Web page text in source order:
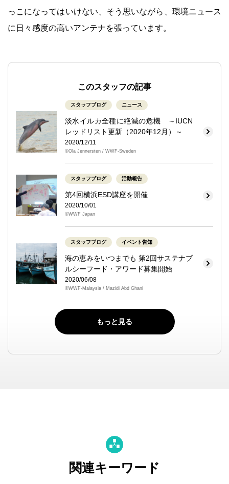
っこになってはいけない、そう思いながら、環境ニュース
に日々感度の高いアンテナを張っています。
このスタッフの記事
スタッフブログ ニュース
淡水イルカ全種に絶滅の危機 ～IUCN
レッドリスト更新（2020年12月）～
2020/12/11
©Ola Jennersten / WWF-Sweden
スタッフブログ 活動報告
第4回横浜ESD講座を開催
2020/10/01
©WWF Japan
スタッフブログ イベント告知
海の恵みをいつまでも 第2回サステナブ
ルシーフード・アワード募集開始
2020/06/08
©WWF-Malaysia / Mazidi Abd Ghani
もっと見る
関連キーワード